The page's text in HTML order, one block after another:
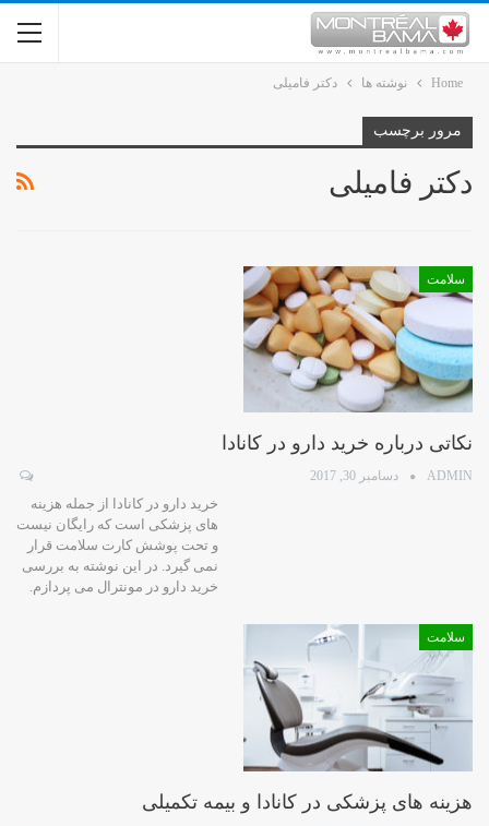
Home نوشته ها دکتر فامیلی
مرور برچسب
دکتر فامیلی
سلامت
نکاتی درباره خرید دارو در کانادا
ADMIN دسامبر 30, 2017
خرید دارو در کانادا از جمله هزینه
های پزشکی است که رایگان نیست
و تحت پوشش کارت سلامت قرار
نمی گیرد. در این نوشته به بررسی
خرید دارو در مونترال می پردازم.
سلامت
هزینه های پزشکی در کانادا و بیمه تکمیلی